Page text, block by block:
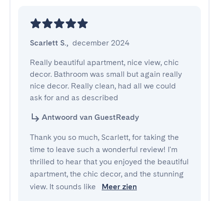
Scarlett S., december 2024
Really beautiful apartment, nice view, chic
decor. Bathroom was small but again really
nice decor. Really clean, had all we could
ask for and as described
Antwoord van GuestReady
Thank you so much, Scarlett, for taking the
time to leave such a wonderful review! I'm
thrilled to hear that you enjoyed the beautiful
apartment, the chic decor, and the stunning
view. It sounds like
Meer zien